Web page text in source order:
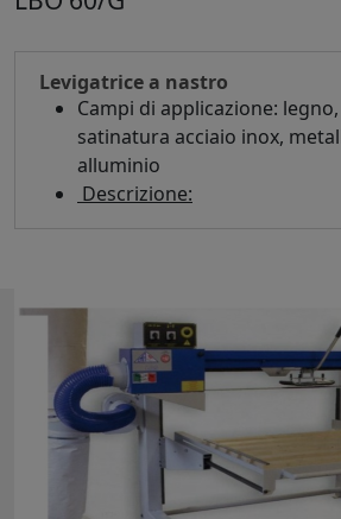
Levigatrice a nastro
Campi di applicazione:
satinatura acciaio inox,
alluminio
Descrizione:
Luci al neon
Inversione nastro
Diametro pulegge mm 240
Corsa verticale mm 680
Motore nastro Hp 5,5
Llunghezza tavolo mm 3000
A richiesta mm 2500 - 3500 –